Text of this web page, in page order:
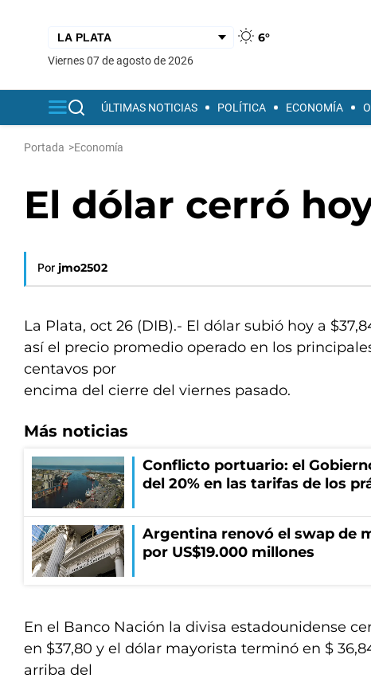
6°
viernes 07 de agosto de 2026
ÚLTIMAS NOTICIAS POLÍTICA ECONOMÍA
Portada >Economía
El dólar cerró
Por jmo2502
La Plata, oct 26 (DIB).- El dólar subió hoy a
así el precio promedio operado en los
centavos por
encima del cierre del viernes pasado.
Más noticias
Conflicto portuario: el
del 20% en las tarifas de los
Argentina renovó el swap de
por US$19.000 millones
En el Banco Nación la divisa estadounidense
en $37,80 y el dólar mayorista terminó en $
arriba del